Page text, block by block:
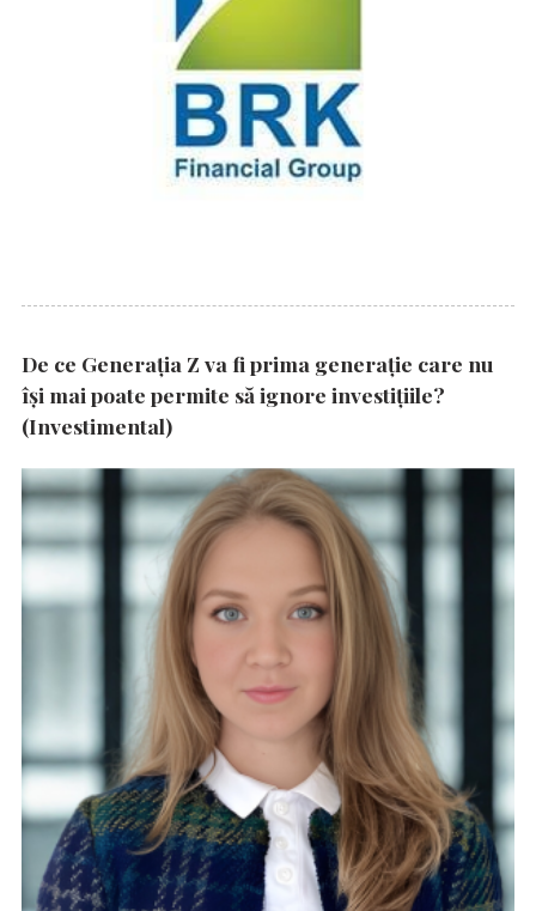
De ce Generația Z va fi prima generație care nu
își mai poate permite să ignore investițiile?
(Investimental)